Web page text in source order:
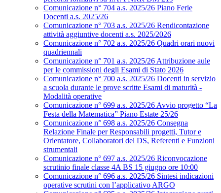
Comunicazione n° 704 a.s. 2025/26 Piano Ferie
Docenti a.s. 2025/26
Comunicazione n° 703 a.s. 2025/26 Rendicontazione
attività aggiuntive docenti a.s. 2025/2026
Comunicazione n° 702 a.s. 2025/26 Quadri orari nuovi
quadriennali
Comunicazione n° 701 a.s. 2025/26 Attribuzione aule
per le commissioni degli Esami di Stato 2026
Comunicazione n° 700 a.s. 2025/26 Docenti in servizio
a scuola durante le prove scritte Esami di maturità -
Modalità operative
Comunicazione n° 699 a.s. 2025/26 Avvio progetto “La
Festa della Matematica” Piano Estate 25/26
Comunicazione n° 698 a.s. 2025/26 Consegna
Relazione Finale per Responsabili progetti, Tutor e
Orientatore, Collaboratori del DS, Referenti e Funzioni
strumentali
Comunicazione n° 697 a.s. 2025/26 Riconvocazione
scrutinio finale classe 4A BS 15 giugno ore 10:00
Comunicazione n° 696 a.s. 2025/26 Sintesi indicazioni
operative scrutini con l’applicativo ARGO